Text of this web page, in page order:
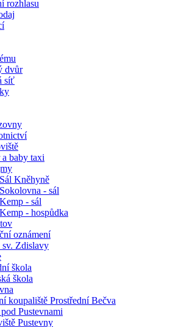
rozhlasu
dvůr
síť
a baby taxi
Sál Kněhyně
Sokolovna - sál
Kemp - sál
Kemp - hospůdka
oznámení
sv. Zdislavy
škola
škola
koupaliště Prostřední Bečva
Pustevnami
Pustevny